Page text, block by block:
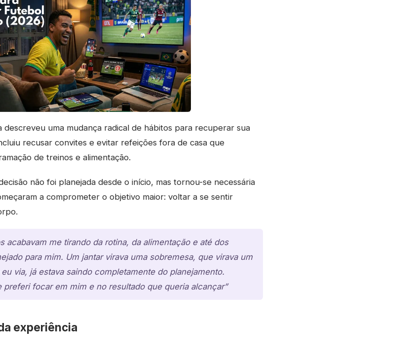
descreveu uma mudança radical de hábitos para recuperar sua
recusar convites e evitar refeições fora de casa que
de treinos e alimentação.
não foi planejada desde o início, mas tornou-se necessária
a comprometer o objetivo maior: voltar a se sentir
acabavam me tirando da rotina, da alimentação e até dos
para mim. Um jantar virava uma sobremesa, que virava um
via, já estava saindo completamente do planejamento.
preferi focar em mim e no resultado que queria alcançar”
experiência